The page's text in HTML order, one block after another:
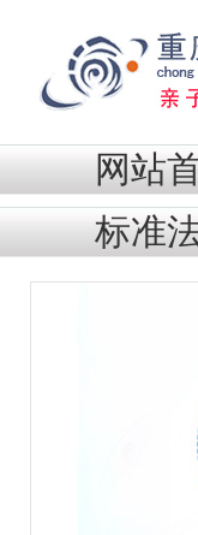
网站
标准